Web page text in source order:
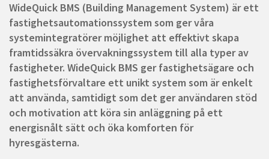
WideQuick BMS (Building Management System) är ett
fastighetsautomationssystem som ger våra
systemintegratörer möjlighet att effektivt skapa
framtidssäkra övervakningssystem till alla typer av
fastigheter. WideQuick BMS ger fastighetsägare och
fastighetsförvaltare ett unikt system som är enkelt
att använda, samtidigt som det ger användaren stöd
och motivation att köra sin anläggning på ett
energisnålt sätt och öka komforten för
hyresgästerna.